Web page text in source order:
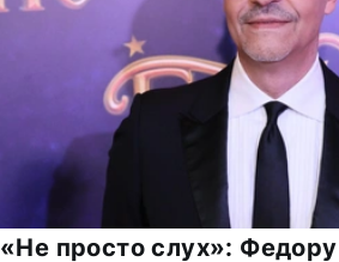
«Не просто слух»: